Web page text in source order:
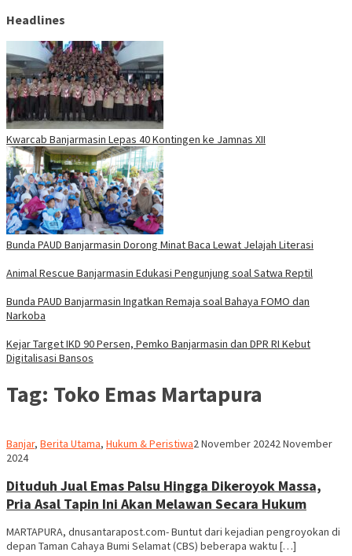
Headlines
Kwarcab Banjarmasin Lepas 40 Kontingen ke Jamnas XII
Bunda PAUD Banjarmasin Dorong Minat Baca Lewat Jelajah Literasi
Animal Rescue Banjarmasin Edukasi Pengunjung soal Satwa Reptil
Bunda PAUD Banjarmasin Ingatkan Remaja soal Bahaya FOMO dan
Narkoba
Kejar Target IKD 90 Persen, Pemko Banjarmasin dan DPR RI Kebut
Digitalisasi Bansos
Tag: Toko Emas Martapura
Banjar, Berita Utama, Hukum & PeristiwaRedaksi
2 November 20242 November
2024
Dituduh Jual Emas Palsu Hingga Dikeroyok Massa,
Pria Asal Tapin Ini Akan Melawan Secara Hukum
MARTAPURA, dnusantarapost.com- Buntut dari kejadian pengroyokan di
depan Taman Cahaya Bumi Selamat (CBS) beberapa waktu […]